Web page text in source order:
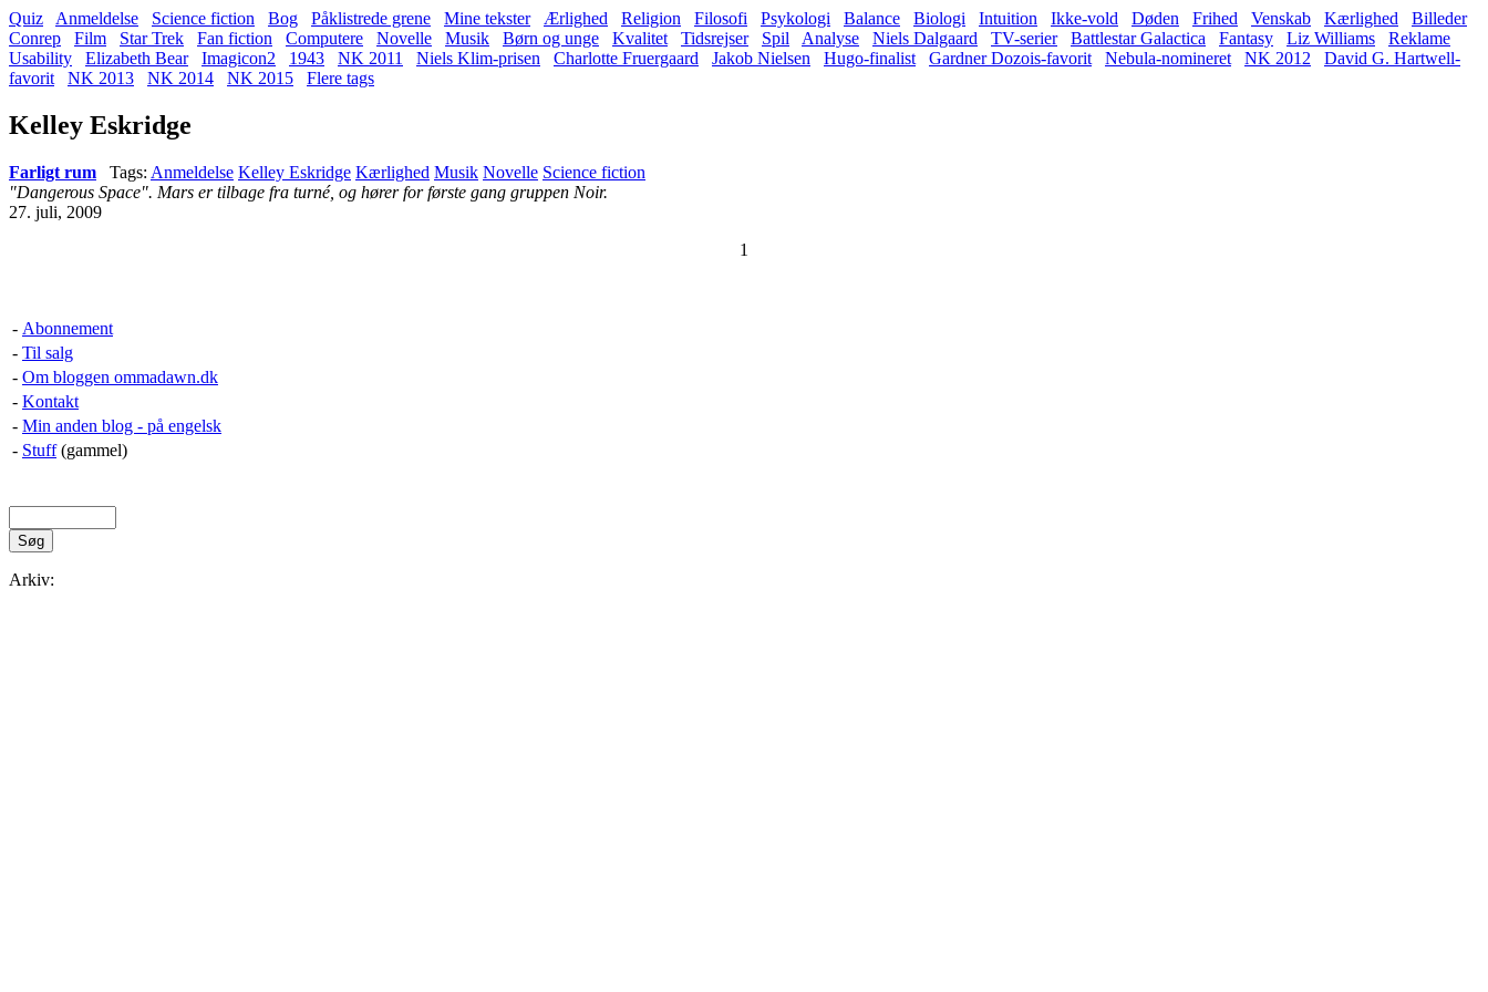
Quiz Anmeldelse Science fiction Bog Påklistrede grene Mine tekster Ærlighed Religion Filosofi Psykologi Balance Biologi Intuition Ikke-vold Døden Frihed Venskab Kærlighed
Billeder
Conrep
Film Star Trek Fan fiction Computere Novelle Musik Børn og unge Kvalitet Tidsrejser Spil Analyse Niels Dalgaard TV-serier Battlestar Galactica Fantasy Liz Williams
Reklame
Usability
Elizabeth Bear Imagicon2 1943 NK 2011 Niels Klim-prisen Charlotte Fruergaard Jakob Nielsen Hugo-finalist Gardner Dozois-favorit Nebula-nomineret NK 2012
David G. Hartwell-
favorit
NK 2013 NK 2014 NK 2015 Flere tags
Kelley Eskridge
Farligt rum Tags: Anmeldelse Kelley Eskridge Kærlighed Musik Novelle Science fiction
"Dangerous Space". Mars er tilbage fra turné, og hører for første gang gruppen Noir.
27. juli, 2009
1
- Abonnement
- Til salg
- Om bloggen ommadawn.dk
- Kontakt
- Min anden blog - på engelsk
- Stuff(gammel)
Arkiv: